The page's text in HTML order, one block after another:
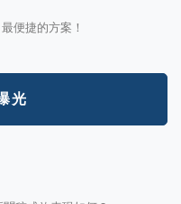
便捷的方案！
光